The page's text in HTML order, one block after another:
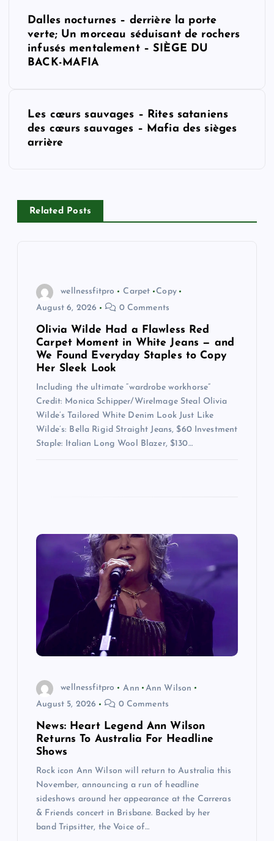
Dalles nocturnes – derrière la porte
verte; Un morceau séduisant de rochers
infusés mentalement – SIÈGE DU
BACK-MAFIA
Les cœurs sauvages – Rites sataniens
des cœurs sauvages – Mafia des sièges
arrière
Related Posts
wellnessfitpro Carpet
Copy
August 6, 2026
0 Comments
Olivia Wilde Had a Flawless Red
Carpet Moment in White Jeans — and
We Found Everyday Staples to Copy
Her Sleek Look
Including the ultimate “wardrobe workhorse”
Credit: Monica Schipper/WireImage Steal Olivia
Wilde’s Tailored White Denim Look Just Like
Wilde’s: Bella Rigid Straight Jeans, $60 Investment
Staple: Italian Long Wool Blazer, $130…
wellnessfitpro Ann
Ann Wilson
August 5, 2026
0 Comments
News: Heart Legend Ann Wilson
Returns To Australia For Headline
Shows
Rock icon Ann Wilson will return to Australia this
November, announcing a run of headline
sideshows around her appearance at the Carreras
& Friends concert in Brisbane. Backed by her
band Tripsitter, the Voice of…